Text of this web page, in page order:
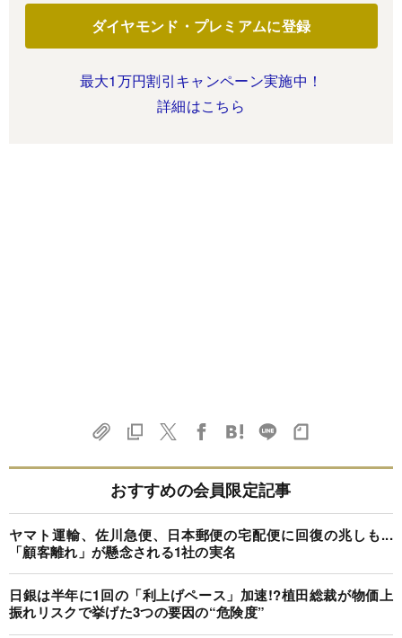
ダイヤモンド・プレミアムに登録
最大1万円割引キャンペーン実施中！
詳細はこちら
おすすめの会員限定記事
ヤマト運輸、佐川急便、日本郵便の宅配便に回復の兆しも...
「顧客離れ」が懸念される1社の実名
日銀は半年に1回の「利上げペース」加速!?植田総裁が物価上
振れリスクで挙げた3つの要因の“危険度”